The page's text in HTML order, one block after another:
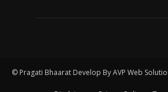
© Pragati Bhaarat Develop By AVP Web